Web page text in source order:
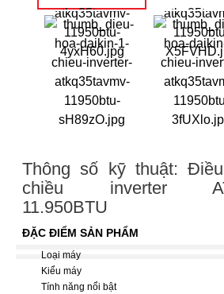
Thông số kỹ thuật:
chiều inverter
11.950BTU
ĐẶC ĐIỂM SẢN PHẨM
Loại máy
Kiểu máy
Tính năng nổi bật